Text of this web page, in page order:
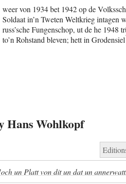
weer von 1934 bet 1942 op de
Soldaat in’n Tweten Weltkrieg intagen
russ’sche Fungenschop, ut de he 1948
to’n Rohstand bleven; hett inGrodensiel
Hans Wohlkopf
un Platt von dit un dat un annerwatt.